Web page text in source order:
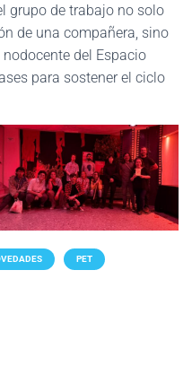
grupo de trabajo no solo
de una compañera, sino
del Espacio
para sostener el ciclo
PET